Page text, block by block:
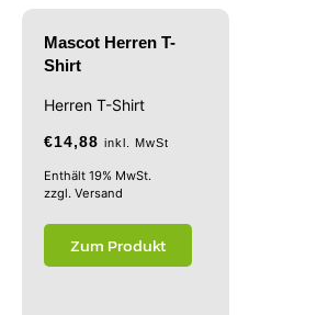
Mascot Herren T-
Shirt
Herren T-Shirt
€14,88 inkl. MwSt
Enthält 19% MwSt.
zzgl. Versand
Zum Produkt